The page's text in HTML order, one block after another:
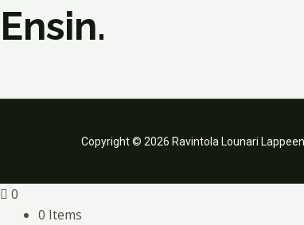
Ensin.
Copyright © 2026 Ravintola Lounari
0
0 Items